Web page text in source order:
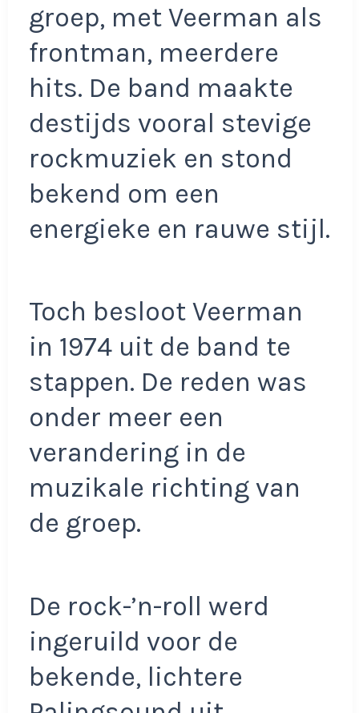
groep, met Veerman als
frontman, meerdere
hits. De band maakte
destijds vooral stevige
rockmuziek en stond
bekend om een
energieke en rauwe stijl.
Toch besloot Veerman
in 1974 uit de band te
stappen. De reden was
onder meer een
verandering in de
muzikale richting van
de groep.
De rock-’n-roll werd
ingeruild voor de
bekende, lichtere